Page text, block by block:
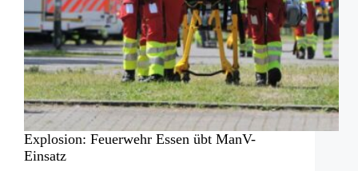
Explosion: Feuerwehr Essen übt ManV-
Einsatz